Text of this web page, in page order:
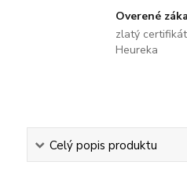
Overené
zlatý certifikát
Heureka
Celý popis produktu